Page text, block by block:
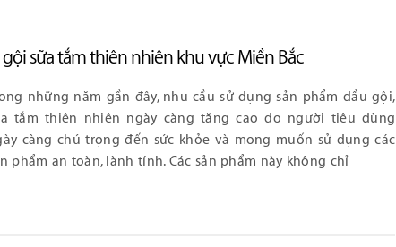
sữa tắm thiên nhiên khu vực Miền Bắc
những năm gần đây, nhu cầu sử dụng sản phẩm dầu gội,
tắm thiên nhiên ngày càng tăng cao do người tiêu dùng
càng chú trọng đến sức khỏe và mong muốn sử dụng các
phẩm an toàn, lành tính. Các sản phẩm này không chỉ